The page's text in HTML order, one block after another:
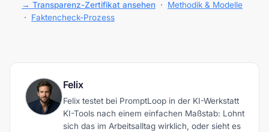
→ Transparenz-Zertifikat ansehen · Methodik & Modelle
· Faktencheck-Prozess
Felix
Felix testet bei PromptLoop in der KI-Werkstatt
KI-Tools nach einem einfachen Maßstab: Lohnt
sich das im Arbeitsalltag wirklich, oder sieht es